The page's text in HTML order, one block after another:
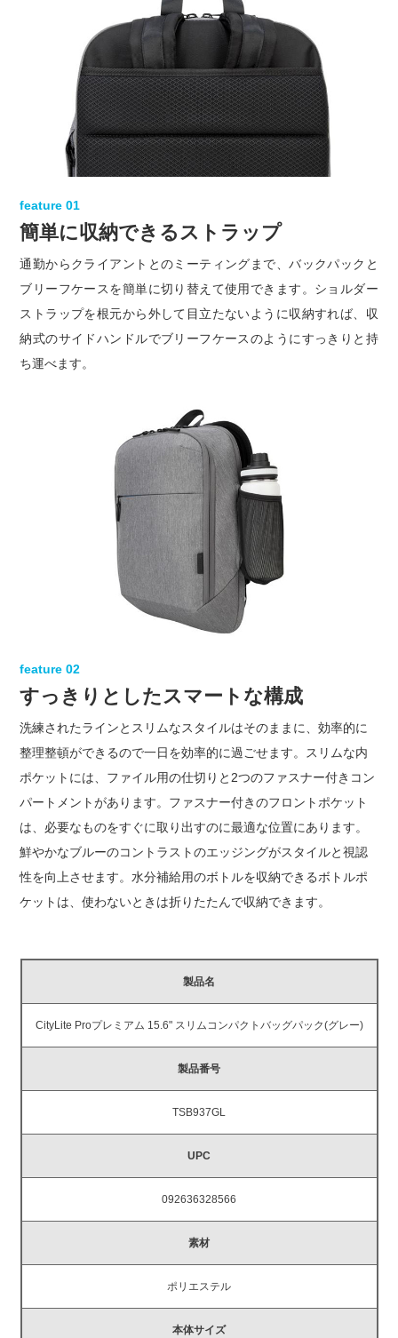
feature 01
簡単に収納できるストラップ
通勤からクライアントとのミーティングまで、バックパックと
ブリーフケースを簡単に切り替えて使用できます。ショルダー
ストラップを根元から外して目立たないように収納すれば、収
納式のサイドハンドルでブリーフケースのようにすっきりと持
ち運べます。
feature 02
すっきりとしたスマートな構成
洗練されたラインとスリムなスタイルはそのままに、効率的に
整理整頓ができるので一日を効率的に過ごせます。スリムな内
ポケットには、ファイル用の仕切りと2つのファスナー付きコン
パートメントがあります。ファスナー付きのフロントポケット
は、必要なものをすぐに取り出すのに最適な位置にあります。
鮮やかなブルーのコントラストのエッジングがスタイルと視認
性を向上させます。水分補給用のボトルを収納できるボトルポ
ケットは、使わないときは折りたたんで収納できます。
製品名
CityLite Proプレミアム 15.6" スリムコンパクトバッグパック(グレー)
製品番号
TSB937GL
UPC
092636328566
素材
ポリエステル
本体サイズ